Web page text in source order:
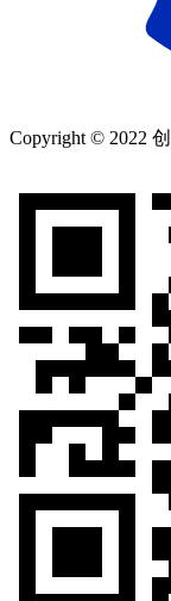
Copyright © 2022